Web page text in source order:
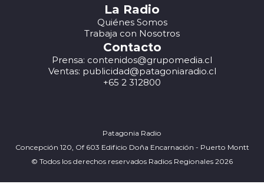
La Radio
Quiénes Somos
Trabaja con Nosotros
Contacto
Prensa: contenidos@grupomedia.cl
Ventas: publicidad@patagoniaradio.cl
+65 2 312800
Patagonia Radio
Concepción 120, Of 603 Edificio Doña Encarnación - Puerto Montt
© Todos los derechos reservados Radios Regionales 2026